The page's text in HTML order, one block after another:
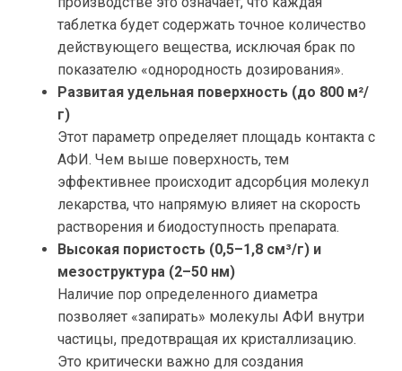
таблетка будет содержать точное количество
действующего вещества, исключая брак по
показателю «однородность дозирования».
Развитая удельная поверхность (до 800 м²/
г)
Этот параметр определяет площадь контакта с
АФИ. Чем выше поверхность, тем
эффективнее происходит адсорбция молекул
лекарства, что напрямую влияет на скорость
растворения и биодоступность препарата.
Высокая пористость (0,5–1,8 см³/г) и
мезоструктура (2–50 нм)
Наличие пор определенного диаметра
позволяет «запирать» молекулы АФИ внутри
частицы, предотвращая их кристаллизацию.
Это критически важно для создания